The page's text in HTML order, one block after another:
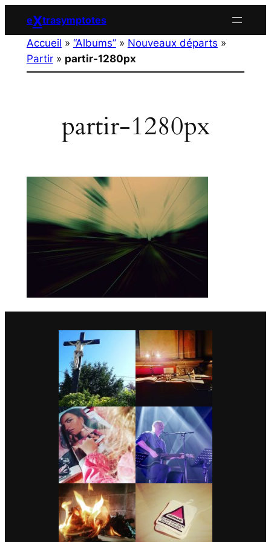
contenu
eXtrasymptotes
Accueil » “Albums”» Nouveaux départs »
Partir» partir-1280px
partir-1280px